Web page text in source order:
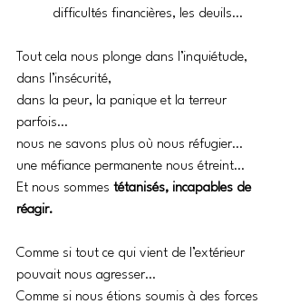
difficultés financières, les deuils…
Tout cela nous plonge dans l’inquiétude,
dans l’insécurité,
dans la peur, la panique et la terreur
parfois…
nous ne savons plus où nous réfugier…
une méfiance permanente nous étreint…
Et nous sommes tétanisés, incapables de
réagir.
Comme si tout ce qui vient de l’extérieur
pouvait nous agresser…
Comme si nous étions soumis à des forces